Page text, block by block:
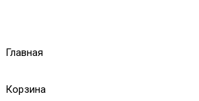
Главная
Корзина